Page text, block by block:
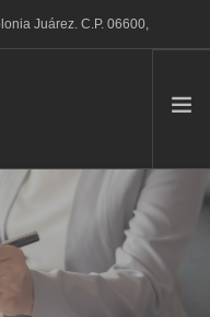
Juárez. C.P. 06600,